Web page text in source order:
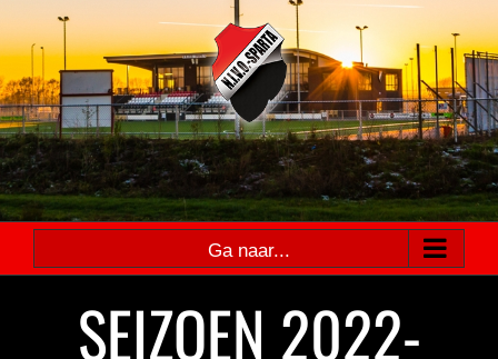
naar
inhoud
Ga naar...
SEIZOEN 2022-